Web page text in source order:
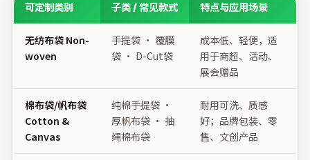
可定制类别 子类 / 常见款式 特点与应用场景
无纺布袋 Non-
woven
手提袋 · 覆膜
袋 · D-Cut袋
成本低、轻便，适
用于商超、活动、
展会赠品
棉布袋/帆布袋
Cotton &
Canvas
纯棉手提袋 ·
厚帆布袋 · 抽
绳棉布袋
耐用可洗、质感
好；品牌包装、零
售、文创产品